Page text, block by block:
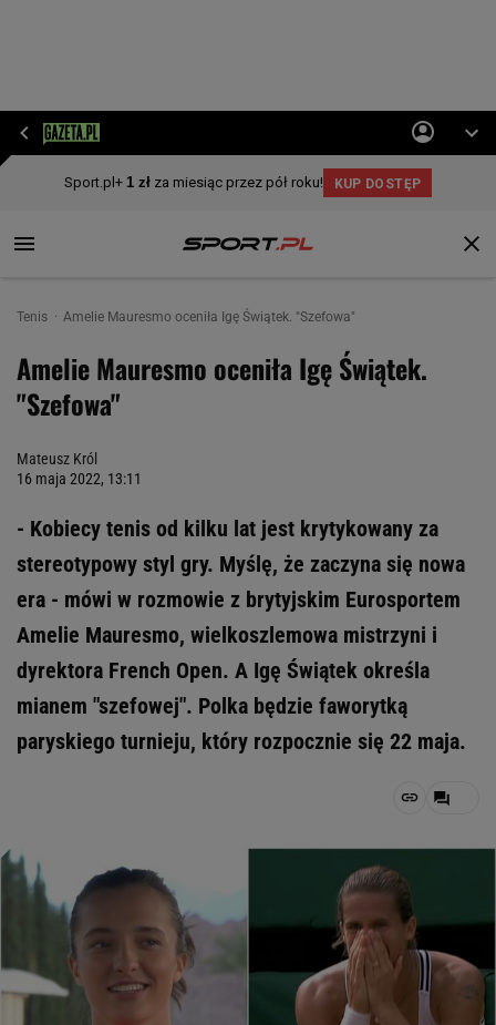
Tenis Amelie Mauresmo oceniła Igę Świątek. "Szefowa"
Amelie Mauresmo oceniła Igę Świątek.
"Szefowa"
Mateusz Król
16 maja 2022, 13:11
- Kobiecy tenis od kilku lat jest krytykowany za
stereotypowy styl gry. Myślę, że zaczyna się nowa
era - mówi w rozmowie z brytyjskim Eurosportem
Amelie Mauresmo, wielkoszlemowa mistrzyni i
dyrektora French Open. A Igę Świątek określa
mianem "szefowej". Polka będzie faworytką
paryskiego turnieju, który rozpocznie się 22 maja.